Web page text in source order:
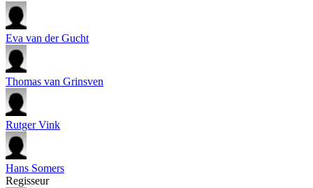
Eva van der Gucht
Thomas van Grinsven
Rutger Vink
Hans Somers
Regisseur